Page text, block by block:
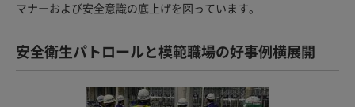
マナーおよび安全意識の底上げを図っています。
安全衛生パトロールと模範職場の好事例横展開